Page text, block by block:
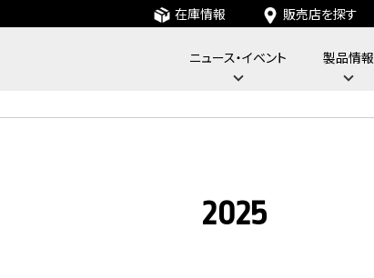
ニュース・イベント 製品情報
在庫情報 販売店を探す
2025